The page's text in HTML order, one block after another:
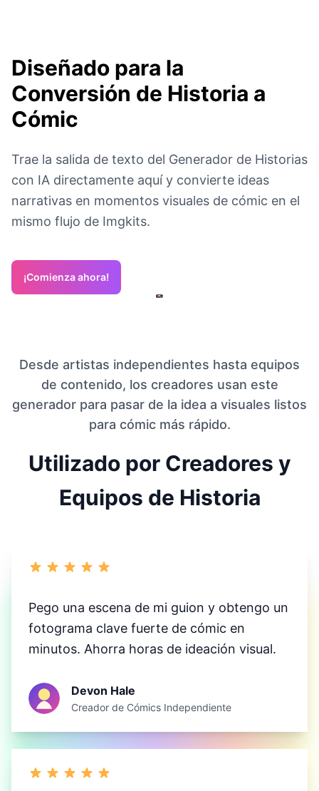
Diseñado para la
Conversión de Historia a
Cómic
Trae la salida de texto del Generador de Historias
con IA directamente aquí y convierte ideas
narrativas en momentos visuales de cómic en el
mismo flujo de Imgkits.
¡Comienza ahora!
Desde artistas independientes hasta equipos
de contenido, los creadores usan este
generador para pasar de la idea a visuales listos
para cómic más rápido.
Utilizado por Creadores y
Equipos de Historia
Pego una escena de mi guion y obtengo un
fotograma clave fuerte de cómic en
minutos. Ahorra horas de ideación visual.
Devon Hale
Creador de Cómics Independiente